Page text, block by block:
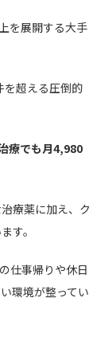
を展開する大手
を超える圧倒的
療でも月4,980
療薬に加え、ク
す。
仕事帰りや休日
環境が整ってい